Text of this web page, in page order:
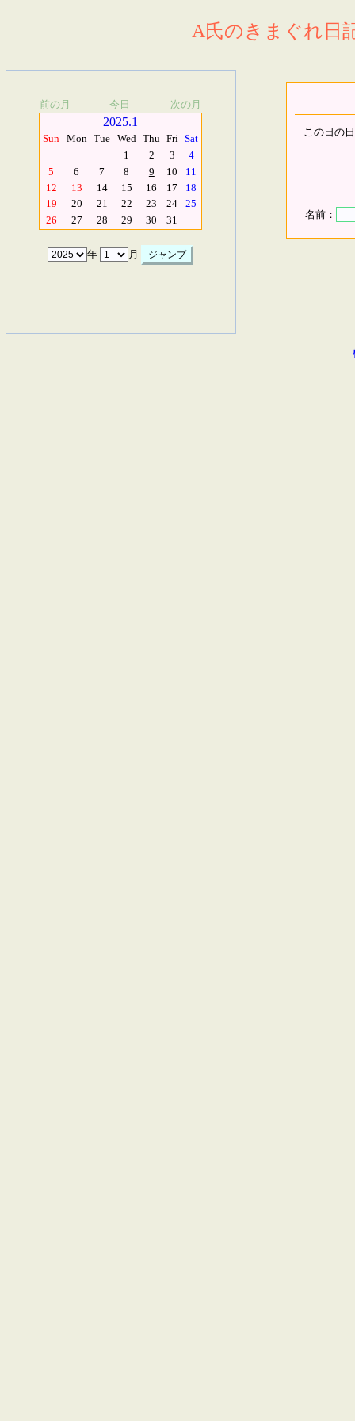
A氏のきまぐれ日
前の月 今日 次の月
2025.1
Sun Mon Tue Wed Thu Fri Sat
1
2 3
4
5
6 7 8 9 10
11
12
13 14 15 16 17
18
19
20 21 22 23 24
25
26
27 28 29 30 31
年 月
この日の
名前：